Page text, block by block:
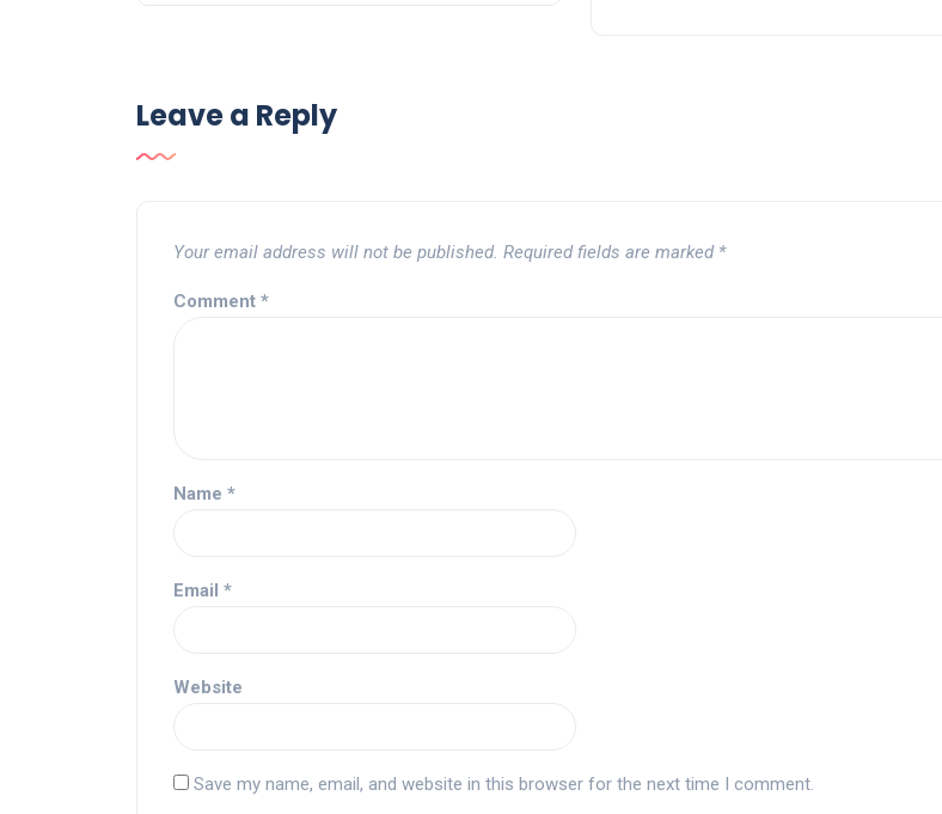
Leave a Reply
Your email address will not be published. Required fields are marked *
Comment *
Name *
Email *
Website
Save my name, email, and website in this browser for the next time I comment.